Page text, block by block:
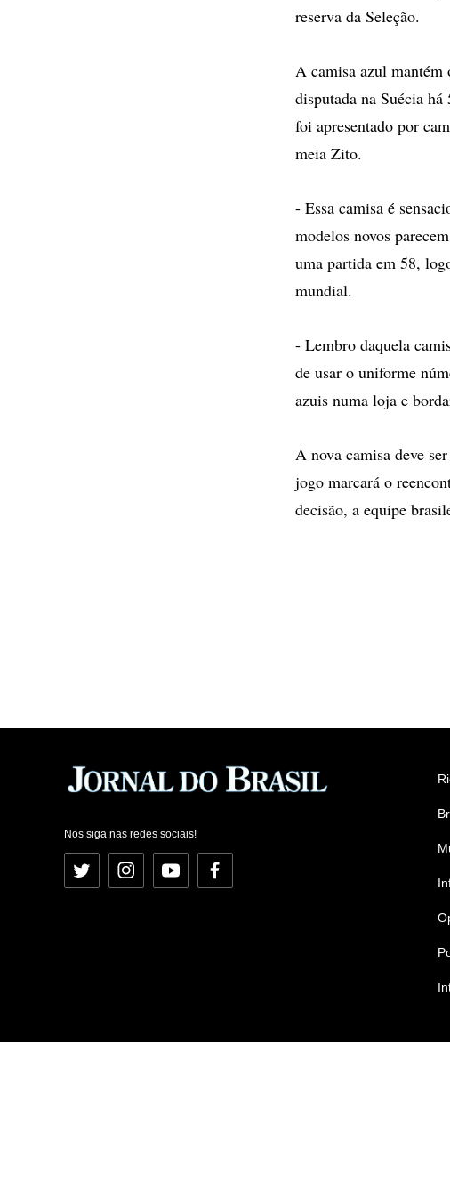
reserva da Seleção.
A camisa azul mantém
disputada na Suécia
foi apresentado por
meia Zito.
- Essa camisa é
modelos novos
uma partida em 58,
mundial.
- Lembro daquela
de usar o uniforme
azuis numa loja e
A nova camisa deve
jogo marcará o
decisão, a equipe
Nos siga nas redes sociais!
Twitter InstagramYouTubeFacebook